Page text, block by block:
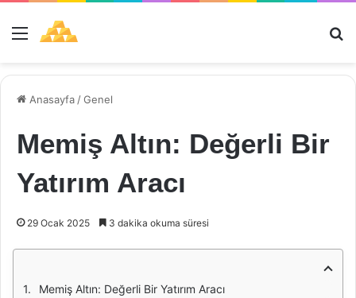
Menü
Anasayfa /Genel
Memiş Altın: Değerli Bir
Yatırım Aracı
29 Ocak 2025 3 dakika okuma süresi
Memiş Altın: Değerli Bir Yatırım Aracı